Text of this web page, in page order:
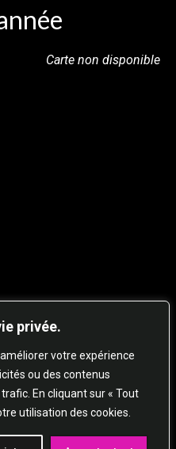
privée.
votre expérience
ou des contenus
En cliquant sur « Tout
utilisation des cookies.
Carte non disponible
HARMONIE TOUS